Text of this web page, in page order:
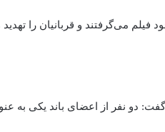
فیلم می‌گرفتند و قربانیان را
روش کار این باند ۸ نفره گفت: دو نفر از اعضای